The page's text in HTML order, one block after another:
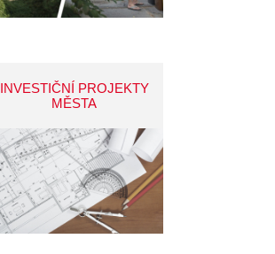
INVESTIČNÍ PROJEKTY
MĚSTA